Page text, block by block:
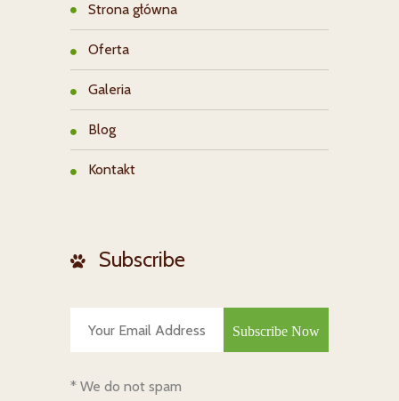
Strona główna
Oferta
Galeria
Blog
Kontakt
Subscribe
* We do not spam